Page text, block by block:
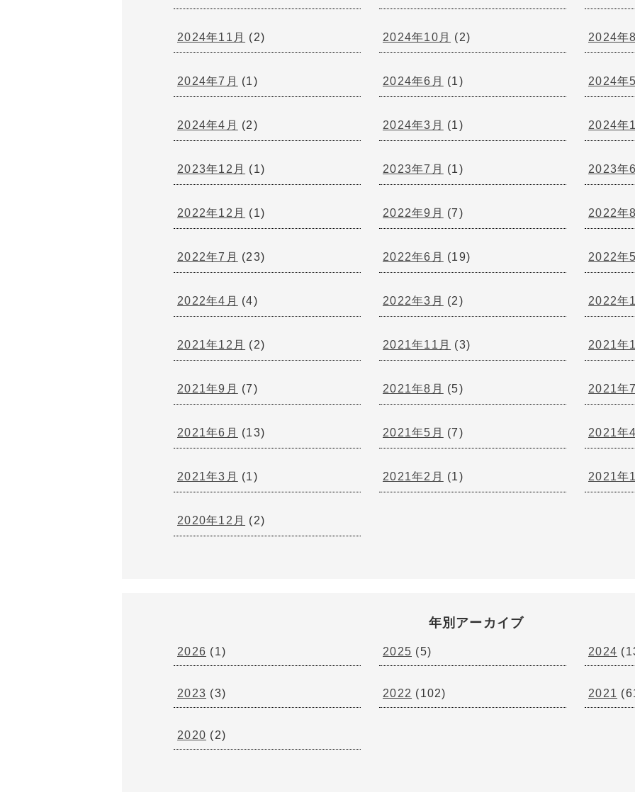
2024年11月 (2) 2024年10月 (2) 2024年
2024年7月 (1) 2024年6月 (1) 2024年
2024年4月 (2) 2024年3月 (1) 2024年
2023年12月 (1) 2023年7月 (1) 2023年
2022年12月 (1) 2022年9月 (7) 2022年
2022年7月 (23) 2022年6月 (19) 2022年
2022年4月 (4) 2022年3月 (2) 2022年
2021年12月 (2) 2021年11月 (3) 2021年
2021年9月 (7) 2021年8月 (5) 2021年
2021年6月 (13) 2021年5月 (7) 2021年
2021年3月 (1) 2021年2月 (1) 2021年
2020年12月 (2)
年別アーカイブ
2026 (1) 2025 (5) 2024
2023 (3) 2022 (102) 2021
2020 (2)